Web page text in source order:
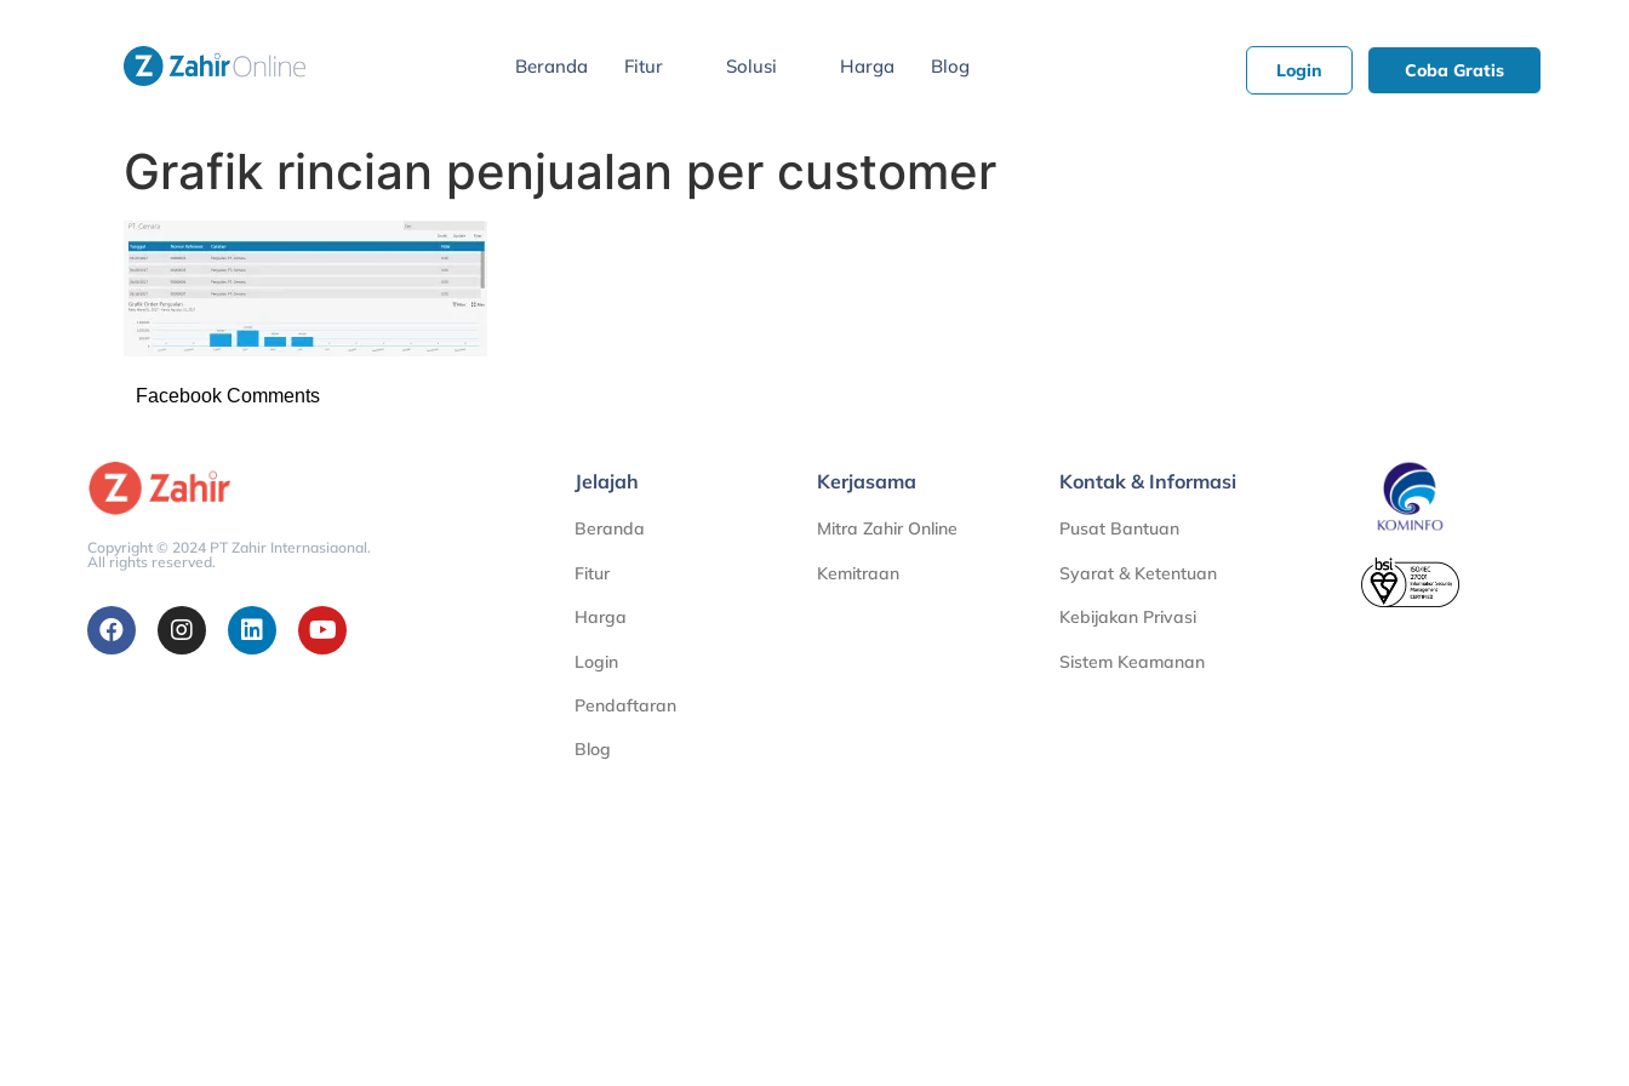
Beranda Fitur Solusi Harga Blog Login Coba Gratis
Grafik rincian penjualan per customer
Facebook Comments
Copyright © 2024 PT Zahir Internasiaonal.
All rights reserved.
Jelajah
Beranda
Fitur
Harga
Login
Pendaftaran
Blog
Kerjasama
Mitra Zahir Online
Kemitraan
Kontak & Informasi
Pusat Bantuan
Syarat & Ketentuan
Kebijakan Privasi
Sistem Keamanan